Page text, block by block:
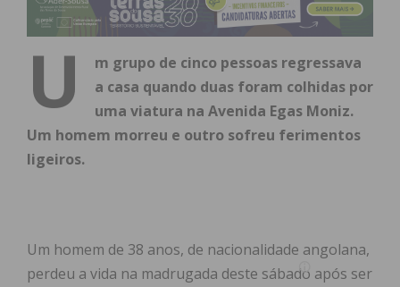
U
m grupo de cinco pessoas regressava
a casa quando duas foram colhidas por
uma viatura na Avenida Egas Moniz.
Um homem morreu e outro sofreu ferimentos
ligeiros.
Um homem de 38 anos, de nacionalidade angolana,
perdeu a vida na madrugada deste sábado após ser